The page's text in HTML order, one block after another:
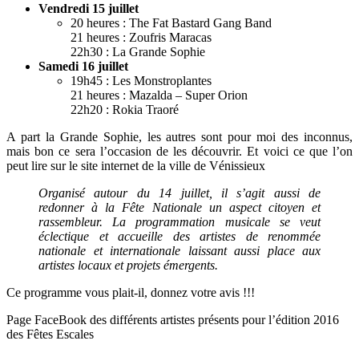
Vendredi 15 juillet
20 heures : The Fat Bastard Gang Band
21 heures : Zoufris Maracas
22h30 : La Grande Sophie
Samedi 16 juillet
19h45 : Les Monstroplantes
21 heures : Mazalda – Super Orion
22h20 : Rokia Traoré
A part la Grande Sophie, les autres sont pour moi des inconnus,
mais bon ce sera l’occasion de les découvrir. Et voici ce que l’on
peut lire sur le site internet de la ville de Vénissieux
Organisé autour du 14 juillet, il s’agit aussi de
redonner à la Fête Nationale un aspect citoyen et
rassembleur. La programmation musicale se veut
éclectique et accueille des artistes de renommée
nationale et internationale laissant aussi place aux
artistes locaux et projets émergents.
Ce programme vous plait-il, donnez votre avis !!!
Page FaceBook des différents artistes présents pour l’édition 2016
des Fêtes Escales